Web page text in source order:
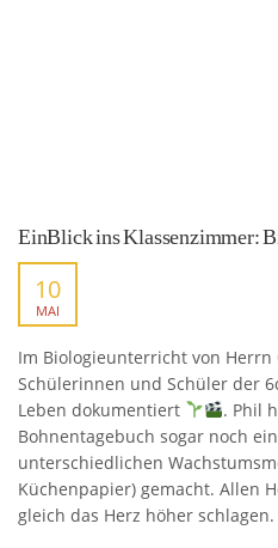
EinBlick ins Klassenzimmer:
10
MAI
Im Biologieunterricht von
Schülerinnen und Schüler der
Leben dokumentiert
. Phil
Bohnentagebuch sogar noch
unterschiedlichen
Küchenpapier) gemacht. Allen
gleich das Herz höher